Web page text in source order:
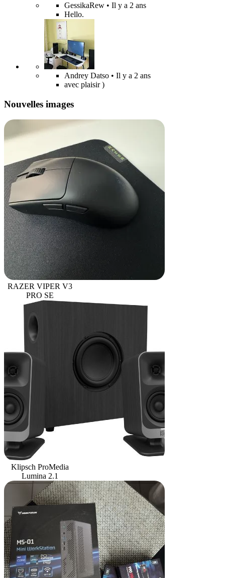
GessikaRew • Il y a 2 ans
Hello.
Andrey Datso • Il y a 2 ans
avec plaisir )
Nouvelles images
RAZER VIPER V3
PRO SE
Klipsch ProMedia
Lumina 2.1